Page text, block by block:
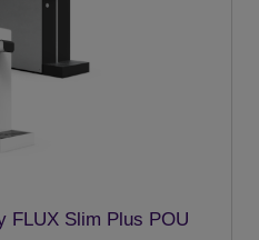
FLUX Slim Plus POU